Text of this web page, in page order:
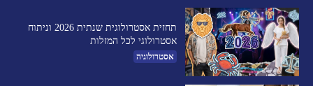
תחזית אסטרולוגית שנתית 2026 וניתוח
אסטרולוגי לכל המזלות
אסטרולוגיה